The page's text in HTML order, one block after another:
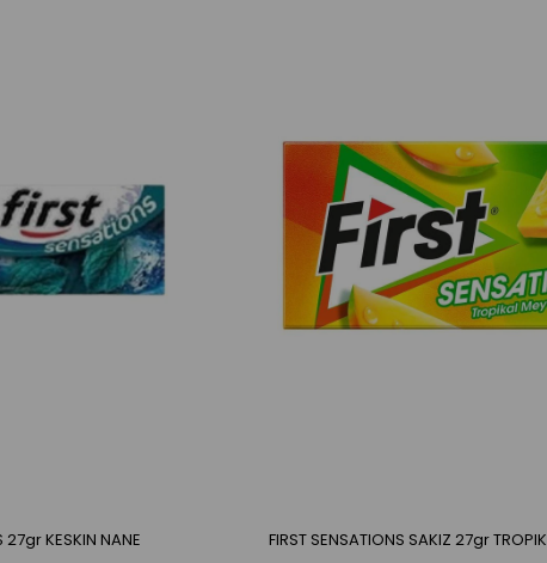
27gr KESKIN NANE FIRST SENSATIONS SAKIZ 27gr TROPIK